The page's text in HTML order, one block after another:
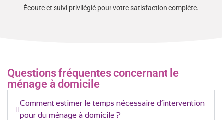
Écoute et suivi privilégié pour votre satisfaction complète.
Questions fréquentes concernant le
ménage à domicile
Comment estimer le temps nécessaire d’intervention
pour du ménage à domicile ?